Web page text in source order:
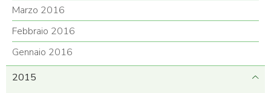
Marzo 2016
Febbraio 2016
Gennaio 2016
2015